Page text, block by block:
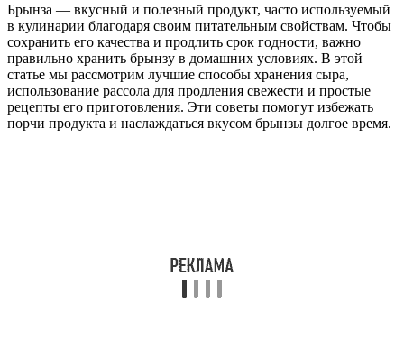
Брынза — вкусный и полезный продукт, часто используемый
в кулинарии благодаря своим питательным свойствам. Чтобы
сохранить его качества и продлить срок годности, важно
правильно хранить брынзу в домашних условиях. В этой
статье мы рассмотрим лучшие способы хранения сыра,
использование рассола для продления свежести и простые
рецепты его приготовления. Эти советы помогут избежать
порчи продукта и наслаждаться вкусом брынзы долгое время.